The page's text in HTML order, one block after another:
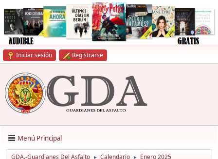
Iniciar sesión Registrarse
Menú Principal
GDA.-Guardianes Del Asfalto ► Calendario ► Enero 2025